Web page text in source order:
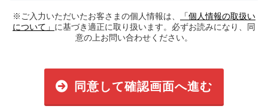
※ご入力いただいたお客さまの個人情報は、
「個人情報の取扱い
について」 に基づき適正に取り扱います。必ずお読みになり、同
意の上お問い合わせください。
同意して確認画面へ進む